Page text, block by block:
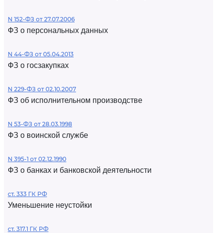
N 152-ФЗ от 27.07.2006
ФЗ о персональных данных
N 44-ФЗ от 05.04.2013
ФЗ о госзакупках
N 229-ФЗ от 02.10.2007
ФЗ об исполнительном производстве
N 53-ФЗ от 28.03.1998
ФЗ о воинской службе
N 395-1 от 02.12.1990
ФЗ о банках и банковской деятельности
ст. 333 ГК РФ
Уменьшение неустойки
ст. 317.1 ГК РФ